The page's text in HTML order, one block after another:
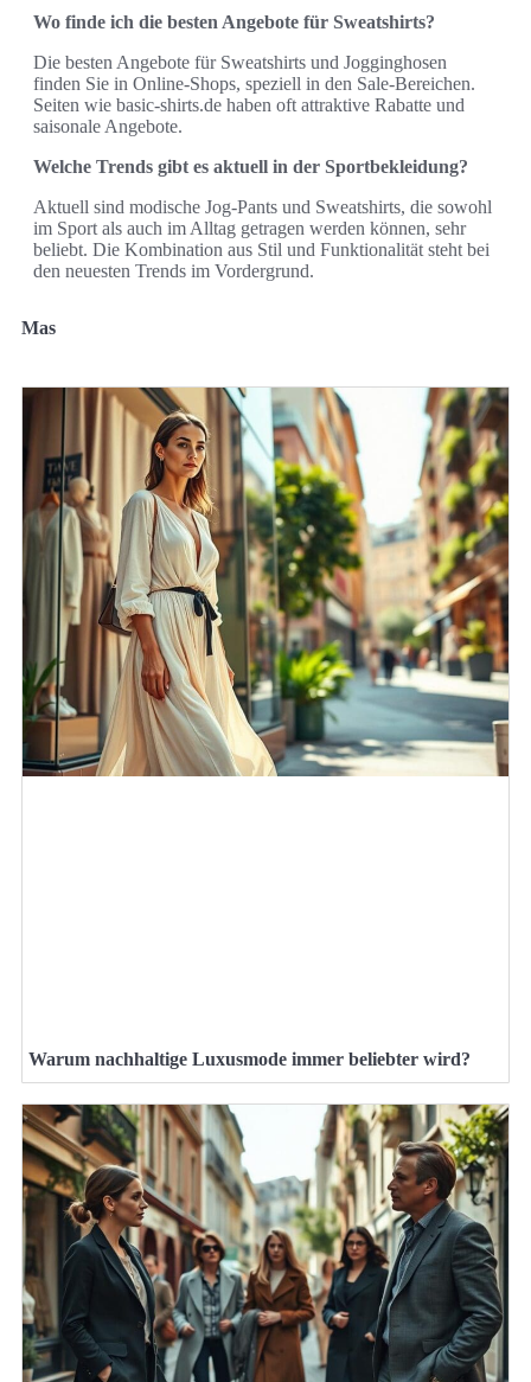
Wo finde ich die besten Angebote für Sweatshirts?
Die besten Angebote für Sweatshirts und Jogginghosen
finden Sie in Online-Shops, speziell in den Sale-Bereichen.
Seiten wie basic-shirts.de haben oft attraktive Rabatte und
saisonale Angebote.
Welche Trends gibt es aktuell in der Sportbekleidung?
Aktuell sind modische Jog-Pants und Sweatshirts, die sowohl
im Sport als auch im Alltag getragen werden können, sehr
beliebt. Die Kombination aus Stil und Funktionalität steht bei
den neuesten Trends im Vordergrund.
Mas
Warum nachhaltige Luxusmode immer beliebter wird?